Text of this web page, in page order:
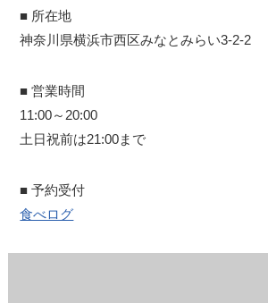
■ 所在地
神奈川県横浜市西区みなとみらい3-2-2
■ 営業時間
11:00～20:00
土日祝前は21:00まで
■ 予約受付
食べログ